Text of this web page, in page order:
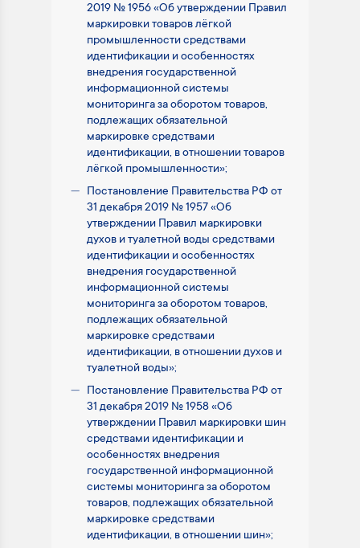
2019 № 1956 «Об утверждении Правил
маркировки товаров лёгкой
промышленности средствами
идентификации и особенностях
внедрения государственной
информационной системы
мониторинга за оборотом товаров,
подлежащих обязательной
маркировке средствами
идентификации, в отношении товаров
лёгкой промышленности»;
Постановление Правительства РФ от
31 декабря 2019 № 1957 «Об
утверждении Правил маркировки
духов и туалетной воды средствами
идентификации и особенностях
внедрения государственной
информационной системы
мониторинга за оборотом товаров,
подлежащих обязательной
маркировке средствами
идентификации, в отношении духов и
туалетной воды»;
Постановление Правительства РФ от
31 декабря 2019 № 1958 «Об
утверждении Правил маркировки шин
средствами идентификации и
особенностях внедрения
государственной информационной
системы мониторинга за оборотом
товаров, подлежащих обязательной
маркировке средствами
идентификации, в отношении шин»;